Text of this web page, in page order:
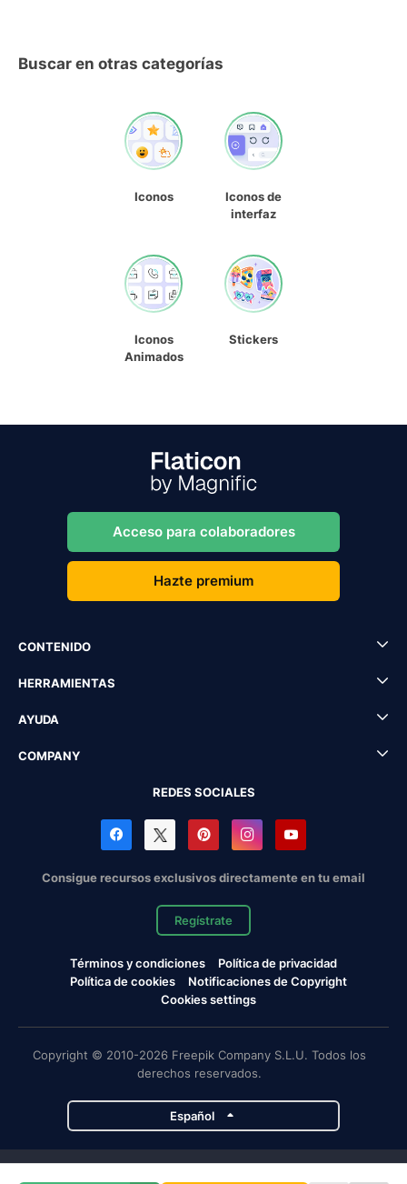
Buscar en otras categorías
Iconos
Iconos de
interfaz
Iconos
Animados
Stickers
Acceso para colaboradores
Hazte premium
CONTENIDO
HERRAMIENTAS
AYUDA
COMPANY
REDES SOCIALES
Consigue recursos exclusivos directamente en tu email
Regístrate
Términos y condiciones
Política de privacidad
Política de cookies
Notificaciones de Copyright
Cookies settings
Copyright © 2010-2026 Freepik Company S.L.U. Todos los
derechos reservados.
Español